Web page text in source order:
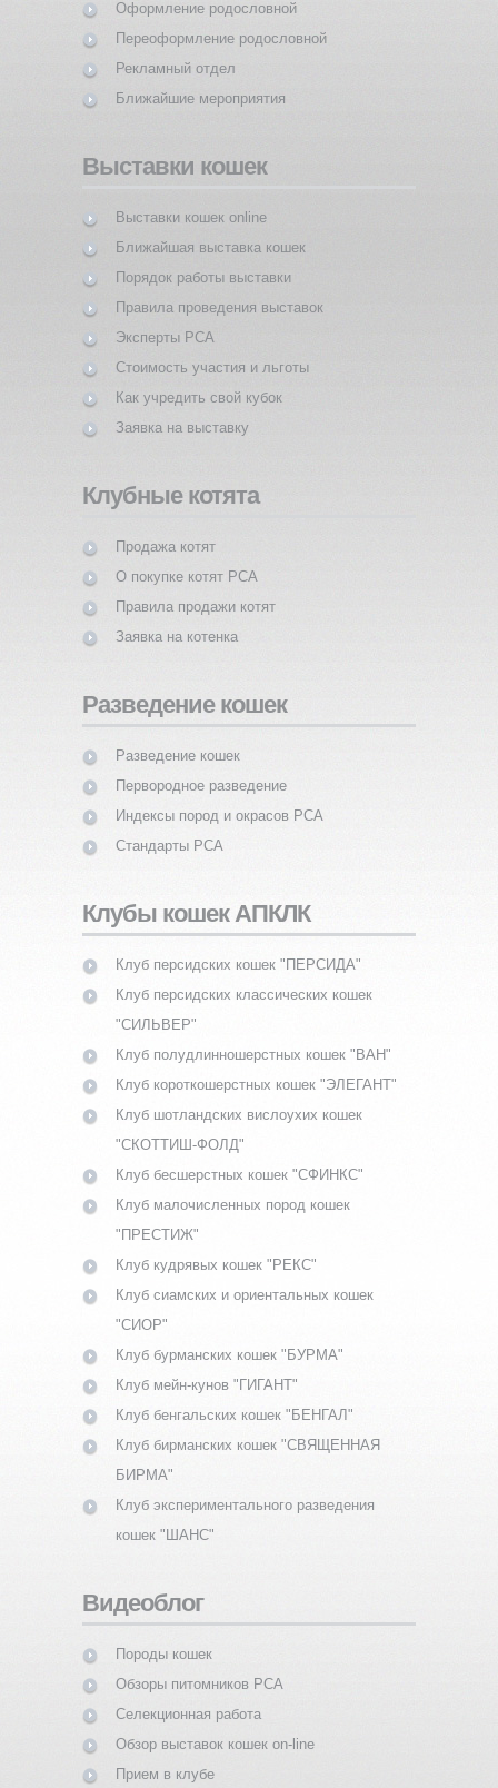
Оформление родословной
Переоформление родословной
Рекламный отдел
Ближайшие мероприятия
Выставки кошек
Выставки кошек online
Ближайшая выставка кошек
Порядок работы выставки
Правила проведения выставок
Эксперты PCA
Стоимость участия и льготы
Как учредить свой кубок
Заявка на выставку
Клубные котята
Продажа котят
О покупке котят PCA
Правила продажи котят
Заявка на котенка
Разведение кошек
Разведение кошек
Первородное разведение
Индексы пород и окрасов PCA
Стандарты PCA
Клубы кошек АПКЛК
Клуб персидских кошек "ПЕРСИДА"
Клуб персидских классических кошек
"СИЛЬВЕР"
Клуб полудлинношерстных кошек "ВАН"
Клуб короткошерстных кошек "ЭЛЕГАНТ"
Клуб шотландских вислоухих кошек
"СКОТТИШ-ФОЛД"
Клуб бесшерстных кошек "СФИНКС"
Клуб малочисленных пород кошек
"ПРЕСТИЖ"
Клуб кудрявых кошек "РЕКС"
Клуб сиамских и ориентальных кошек
"СИОР"
Клуб бурманских кошек "БУРМА"
Клуб мейн-кунов "ГИГАНТ"
Клуб бенгальских кошек "БЕНГАЛ"
Клуб бирманских кошек "СВЯЩЕННАЯ
БИРМА"
Клуб экспериментального разведения
кошек "ШАНС"
Видеоблог
Породы кошек
Обзоры питомников PCA
Селекционная работа
Обзор выставок кошек on-line
Прием в клубе